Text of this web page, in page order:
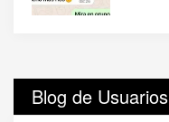
Blog de Usuarios